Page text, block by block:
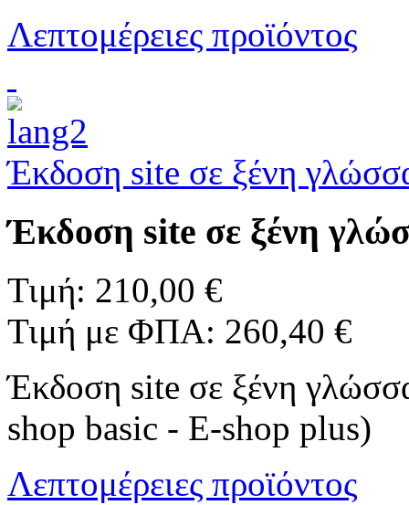
Λεπτομέρειες προϊόντος
Έκδοση site σε ξένη
Έκδοση site σε ξένη
Τιμή: 210,00 €
Τιμή με ΦΠΑ: 260,40 €
Έκδοση site σε ξένη
shop basic - E-shop plus)
Λεπτομέρειες προϊόντος